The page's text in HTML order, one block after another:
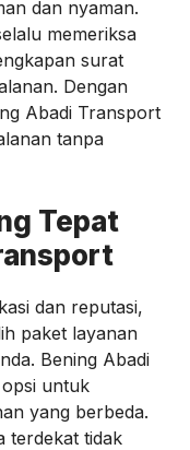
dan nyaman.
memeriksa
surat
Dengan
Abadi Transport
tanpa
Tepat
dan reputasi,
paket layanan
Bening Abadi
untuk
yang berbeda.
terdekat tidak